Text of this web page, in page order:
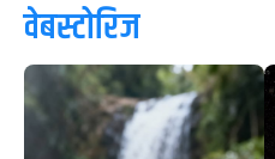
वेबस्टोरिज